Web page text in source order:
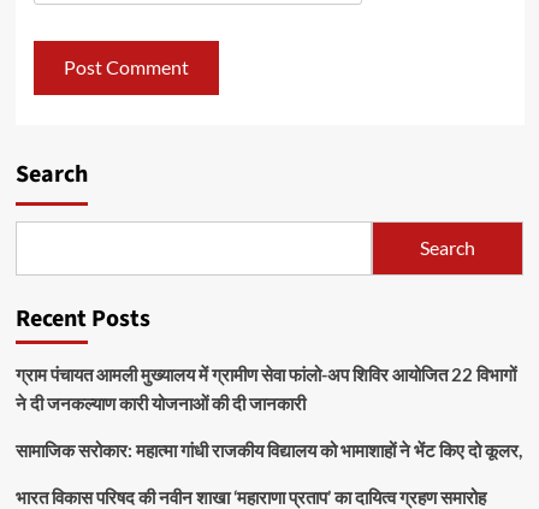
Search
Search
Recent Posts
ग्राम पंचायत आमली मुख्यालय में ग्रामीण सेवा फांलो-अप शिविर आयोजित 22 विभागों
ने दी जनकल्याण कारी योजनाओं की दी जानकारी
सामाजिक सरोकार: महात्मा गांधी राजकीय विद्यालय को भामाशाहों ने भेंट किए दो कूलर,
भारत विकास परिषद की नवीन शाखा ‘महाराणा प्रताप’ का दायित्व ग्रहण समारोह